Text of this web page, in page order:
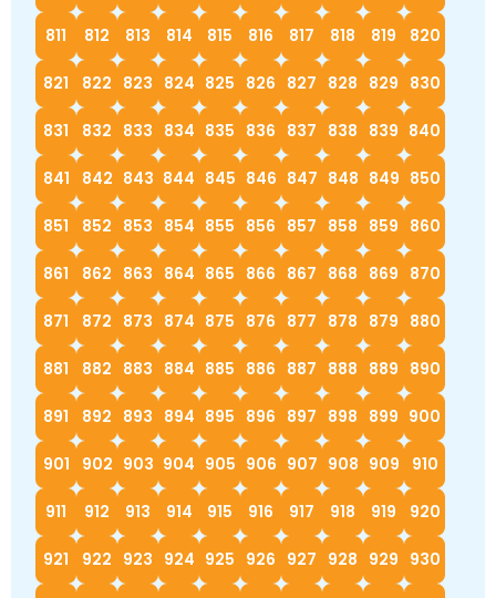
811 812 813 814 815 816 817 818 819 820
821 822 823 824 825 826 827 828 829 830
831 832 833 834 835 836 837 838 839 840
841 842 843 844 845 846 847 848 849 850
851 852 853 854 855 856 857 858 859 860
861 862 863 864 865 866 867 868 869 870
871 872 873 874 875 876 877 878 879 880
881 882 883 884 885 886 887 888 889 890
891 892 893 894 895 896 897 898 899 900
901 902 903 904 905 906 907 908 909 910
911 912 913 914 915 916 917 918 919 920
921 922 923 924 925 926 927 928 929 930